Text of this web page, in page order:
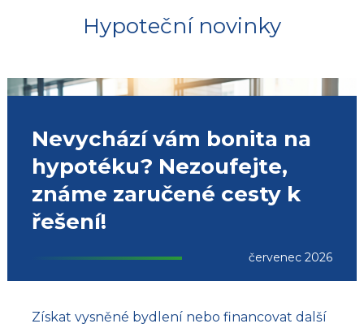
Hypoteční novinky
Nevychází vám bonita na
hypotéku? Nezoufejte,
známe zaručené cesty k
řešení!
červenec 2026
Získat vysněné bydlení nebo financovat další